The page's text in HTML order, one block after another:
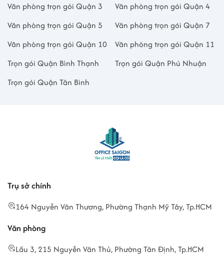
Văn phòng trọn gói Quận 3
Văn phòng trọn gói Quận 4
Văn phòng trọn gói Quận 5
Văn phòng trọn gói Quận 7
Văn phòng trọn gói Quận 10
Văn phòng trọn gói Quận 11
Trọn gói Quận Bình Thạnh
Trọn gói Quận Phú Nhuận
Trọn gói Quận Tân Bình
Trụ sở chính
164 Nguyễn Văn Thương, Phường Thạnh Mỹ Tây, Tp.HCM
Văn phòng
Lầu 3, 215 Nguyễn Văn Thủ, Phường Tân Định, Tp.HCM